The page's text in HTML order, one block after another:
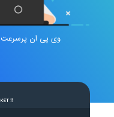
وی پی ان پرسرعت Turbo VPN از 23 کشور جهان